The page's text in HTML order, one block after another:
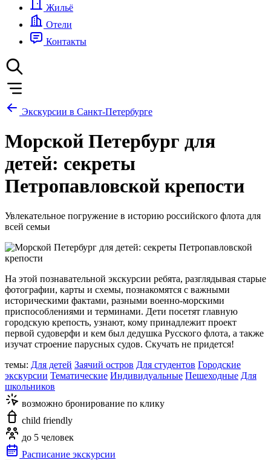
Жильё
Отели
Контакты
Экскурсии в Санкт-Петербурге
Морской Петербург для
детей: секреты
Петропавловской крепости
Увлекательное погружение в историю российского флота для
всей семьи
На этой познавательной экскурсии ребята, разглядывая старые
фотографии, карты и схемы, познакомятся с важными
историческими фактами, разными военно-морскими
приспособлениями и терминами. Дети посетят главную
городскую крепость, узнают, кому принадлежит проект
первой судоверфи и кем был дедушка Русского флота, а также
изучат строение парусных судов. Скучать не придется!
темы: Для детей Заячий остров Для студентов Городские
экскурсии Тематические Индивидуальные Пешеходные Для
школьников
возможно бронирование по клику
child friendly
до 5 человек
Расписание экскурсии